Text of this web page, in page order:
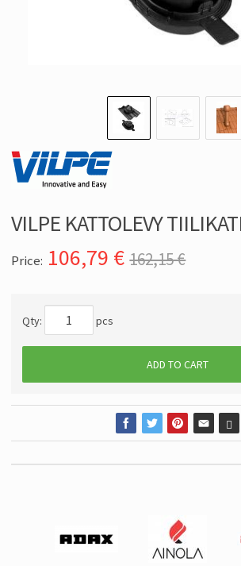
VILPE KATTOLEVY
Price: 106,79 € 162,15 €
Qty: pcs
ADD TO CART